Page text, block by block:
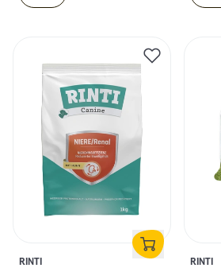
RINTI
RINTI